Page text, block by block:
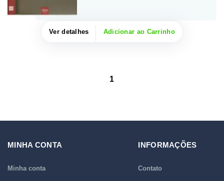
Ver detalhes Adicionar ao Carrinho
1
MINHA CONTA
Minha conta
INFORMAÇÕES
Contato